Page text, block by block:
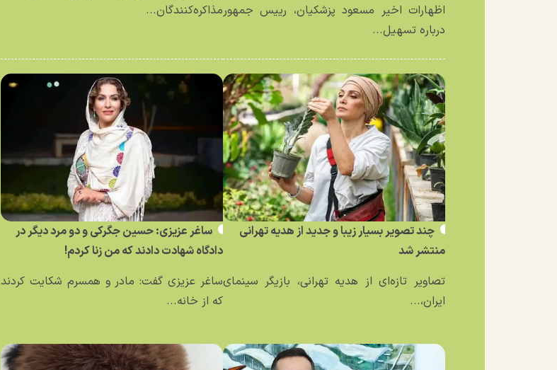
اظهارات اخیر مسعود پزشکیان، رییس جمهور
درباره تسهیل...
مذاکره‌کنندگان...
چند تصویر بسیار زیبا و جدید از هدیه تهرانی
منتشر شد
تصاویر تازه‌ای از هدیه تهرانی، بازیگر سینمای
ایران،...
ساغر عزیزی: حسین جگرکی و دو مرد دیگر در
دادگاه شهادت دادند که من زنا کردم!
ساغر عزیزی گفت: مادر و همسرم شکایت کردند
که از خانه...